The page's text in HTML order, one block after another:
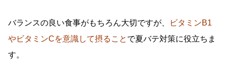
バランスの良い食事がもちろん大切ですが、
ビタミンB1
やビタミンCを意識して摂ること で夏バテ対策に役立ちま
す。